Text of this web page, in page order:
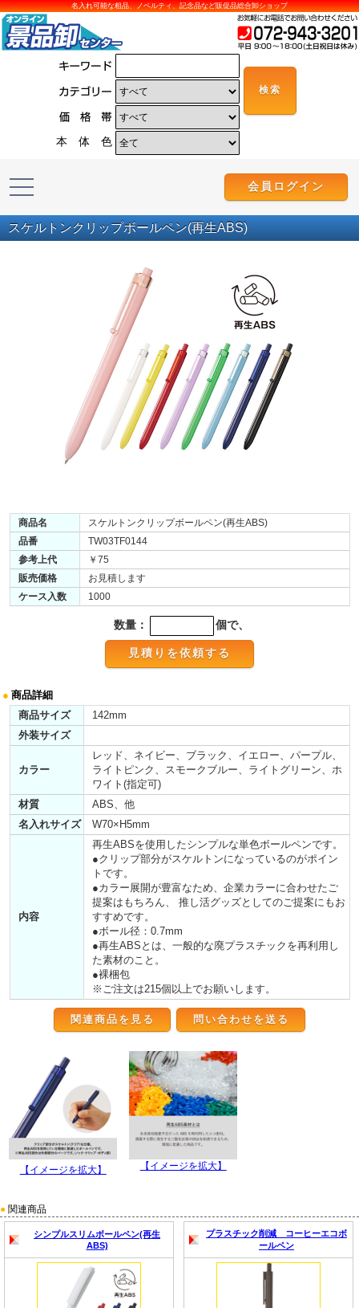
名入れ可能な粗品、ノベルティ、記念品など販促品総合卸ショップ
本 体 色
会員ログイン
スケルトンクリップボールペン(再生ABS)
商品名
スケルトンクリップボールペン(再生ABS)
品番
TW03TF0144
参考上代
￥75
販売価格
お見積します
ケース入数
1000
数量： 個で、
● 商品詳細
商品サイズ
142mm
外装サイズ
カラー
レッド、ネイビー、ブラック、イエロー、パープル、
ライトピンク、スモークブルー、ライトグリーン、ホ
ワイト(指定可)
材質
ABS、他
名入れサイズ
W70×H5mm
内容
再生ABSを使用したシンプルな単色ボールペンです。
●クリップ部分がスケルトンになっているのがポイン
トです。
●カラー展開が豊富なため、企業カラーに合わせたご
提案はもちろん、 推し活グッズとしてのご提案にもお
すすめです。
●ボール径：0.7mm
●再生ABSとは、一般的な廃プラスチックを再利用し
た素材のこと。
●裸梱包
※ご注文は215個以上でお願いします。
関連商品を見る
【イメージを拡大】 【イメージを拡大】
● 関連商品
シンプルスリムボールペン(再生
ABS)
プラスチック削減 コーヒーエコボ
ールペン